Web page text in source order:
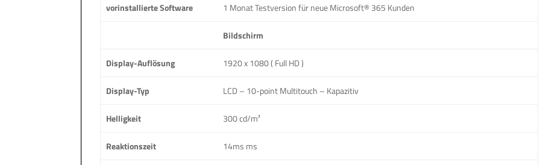
vorinstallierte Software 1 Monat Testversion für neue Microsoft® 365 Kunden
Bildschirm
Display-Auflösung 1920 x 1080 ( Full HD )
Display-Typ LCD – 10-point Multitouch – Kapazitiv
Helligkeit 300 cd/m²
Reaktionszeit 14ms ms